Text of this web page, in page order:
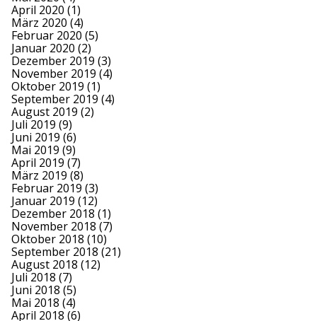
April 2020 (1)
März 2020 (4)
Februar 2020 (5)
Januar 2020 (2)
Dezember 2019 (3)
November 2019 (4)
Oktober 2019 (1)
September 2019 (4)
August 2019 (2)
Juli 2019 (9)
Juni 2019 (6)
Mai 2019 (9)
April 2019 (7)
März 2019 (8)
Februar 2019 (3)
Januar 2019 (12)
Dezember 2018 (1)
November 2018 (7)
Oktober 2018 (10)
September 2018 (21)
August 2018 (12)
Juli 2018 (7)
Juni 2018 (5)
Mai 2018 (4)
April 2018 (6)